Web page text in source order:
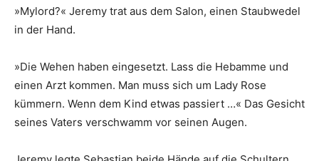
»Mylord?« Jeremy trat aus dem Salon, einen Staubwedel
in der Hand.
»Die Wehen haben eingesetzt. Lass die Hebamme und
einen Arzt kommen. Man muss sich um Lady Rose
kümmern. Wenn dem Kind etwas passiert …« Das Gesicht
seines Vaters verschwamm vor seinen Augen.